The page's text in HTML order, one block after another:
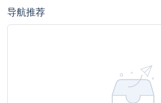
导航推荐